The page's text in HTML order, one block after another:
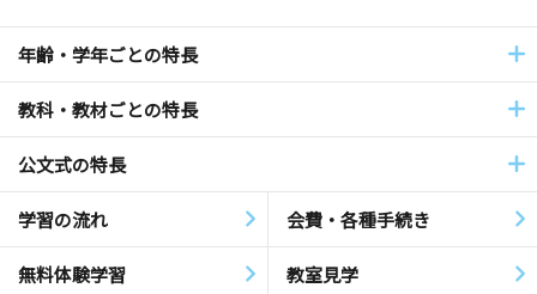
年齢・学年ごとの特長
教科・教材ごとの特長
公文式の特長
学習の流れ 会費・各種手続き
無料体験学習 教室見学